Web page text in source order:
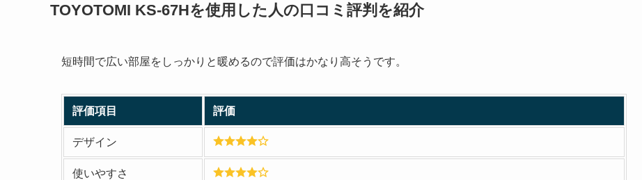
TOYOTOMI KS-67Hを使用した人の口コミ評判を紹介
短時間で広い部屋をしっかりと暖めるので評価はかなり高そうです。
評価項目 評価
デザイン
使いやすさ